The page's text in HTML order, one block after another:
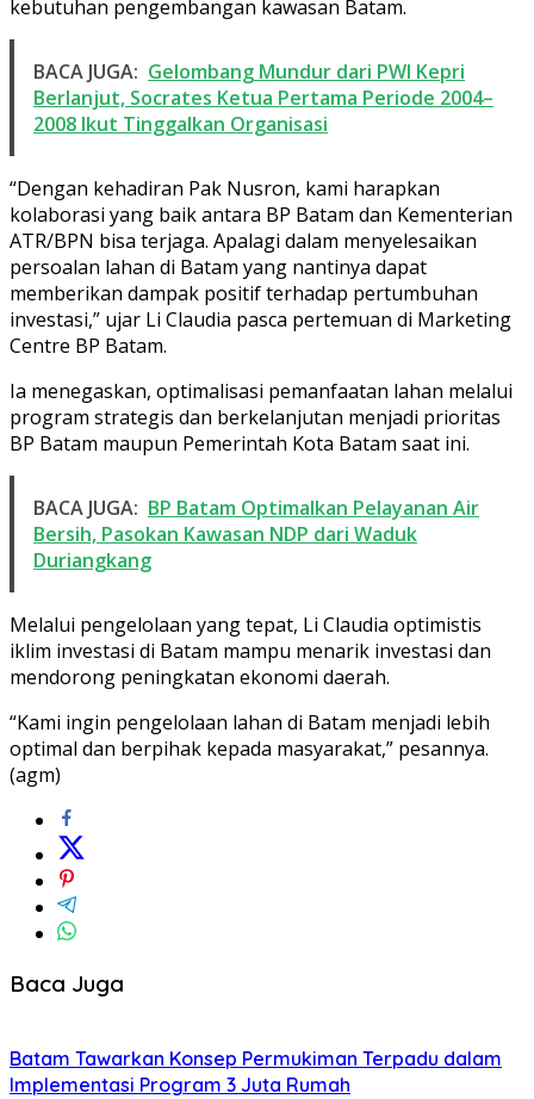
kebutuhan pengembangan kawasan Batam.
BACA JUGA: Gelombang Mundur dari PWI Kepri
Berlanjut, Socrates Ketua Pertama Periode 2004–
2008 Ikut Tinggalkan Organisasi
“Dengan kehadiran Pak Nusron, kami harapkan
kolaborasi yang baik antara BP Batam dan Kementerian
ATR/BPN bisa terjaga. Apalagi dalam menyelesaikan
persoalan lahan di Batam yang nantinya dapat
memberikan dampak positif terhadap pertumbuhan
investasi,” ujar Li Claudia pasca pertemuan di Marketing
Centre BP Batam.
Ia menegaskan, optimalisasi pemanfaatan lahan melalui
program strategis dan berkelanjutan menjadi prioritas
BP Batam maupun Pemerintah Kota Batam saat ini.
BACA JUGA: BP Batam Optimalkan Pelayanan Air
Bersih, Pasokan Kawasan NDP dari Waduk
Duriangkang
Melalui pengelolaan yang tepat, Li Claudia optimistis
iklim investasi di Batam mampu menarik investasi dan
mendorong peningkatan ekonomi daerah.
“Kami ingin pengelolaan lahan di Batam menjadi lebih
optimal dan berpihak kepada masyarakat,” pesannya.
(agm)
Baca Juga
Batam Tawarkan Konsep Permukiman Terpadu dalam
Implementasi Program 3 Juta Rumah